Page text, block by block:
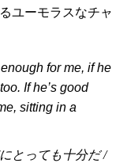
ユーモラスなチャ
for me, if he
If he’s good
sitting in a
とっても十分だ /